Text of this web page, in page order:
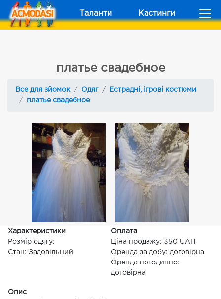
Таланти Кастинги
платье свадебное
Все для зйомок Одяг
Естрадні, ігрові костюми
платье свадебное
Характеристики
Розмір одягу:
Стан: Задовільний
Оплата
Ціна продажу: 350 UAH
Оренда за добу: договірна
Оренда погодинно:
договірна
Опис